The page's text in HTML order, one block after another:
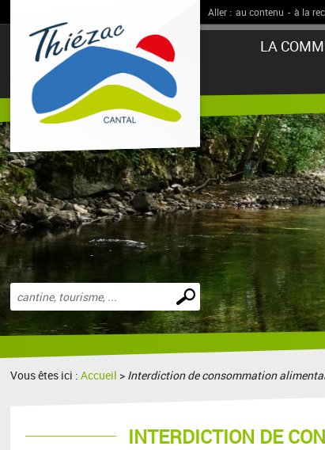
Aller : au contenu - à la
LA
Effectuer
une
Vous êtes ici :Accueil > Interdiction de consommation
INTERDICTION DE